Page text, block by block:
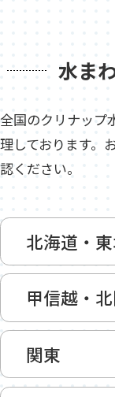
水ま
全国のクリナップ
理しております。
認ください。
北海道・
甲信越・
関東